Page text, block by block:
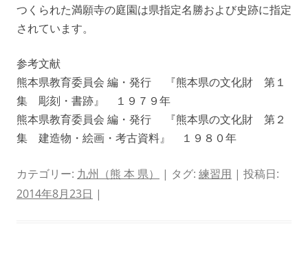
つくられた満願寺の庭園は県指定名勝および史跡に指定
されています。
参考文献
熊本県教育委員会 編・発行 『熊本県の文化財 第１
集 彫刻・書跡』 １９７９年
熊本県教育委員会 編・発行 『熊本県の文化財 第２
集 建造物・絵画・考古資料』 １９８０年
カテゴリー: 九州（熊 本 県） | タグ: 練習用 | 投稿日:
2014年8月23日 |